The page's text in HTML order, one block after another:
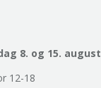
8. og 15. august
12-18